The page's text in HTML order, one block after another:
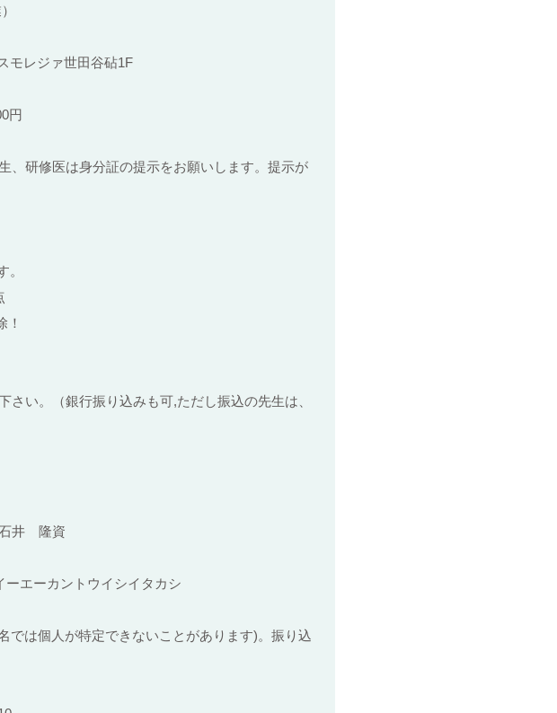
ァ世田谷砧1F
円
医は身分証の提示をお願いします。提示が
。
！
い。（銀行振り込みも可,ただし振込の先生は、
隆資
エーカントウイシイタカシ
では個人が特定できないことがあります)。振り込